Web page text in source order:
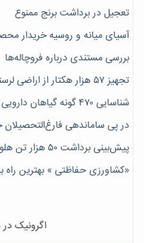
تعجیل در برداشت برنج ممنوع
آسیای میانه و روسیه خریدار
بررسی مستندی درباره فروچاله‌ها
تجهیز ۵۷ هزار هکتار از اراضی لرستان به سیستم آبیاری نوین
شناسایی ۴۷٠ گونه گیاهان دارویی در آذربایجان غربی
در پی ساماندهی
پیش‎‌بینی برداشت ۵۰ هزار تن هلو از باغات چهارمحال و بختیاری
«کشاورزی حفاظتی » بهترین
اگرونیک